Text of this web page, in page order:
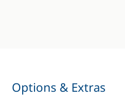
Options & Extras